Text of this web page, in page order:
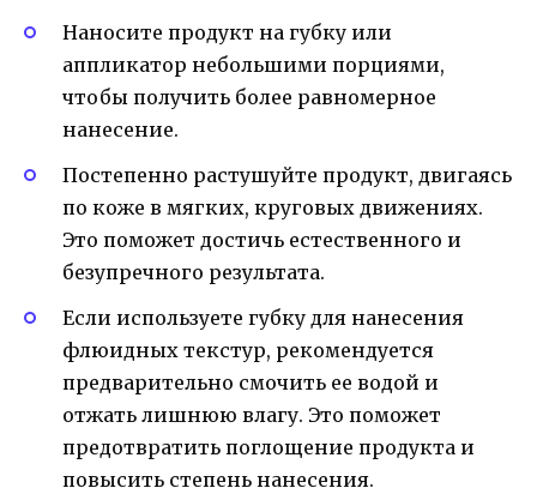
Наносите продукт на губку или
аппликатор небольшими порциями,
чтобы получить более равномерное
нанесение.
Постепенно растушуйте продукт, двигаясь
по коже в мягких, круговых движениях.
Это поможет достичь естественного и
безупречного результата.
Если используете губку для нанесения
флюидных текстур, рекомендуется
предварительно смочить ее водой и
отжать лишнюю влагу. Это поможет
предотвратить поглощение продукта и
повысить степень нанесения.